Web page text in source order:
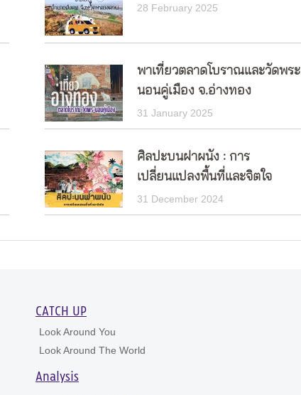
28 February 2025
พาเที่ยวตลาดโบราณและวัดพระ
นอนคู่เมือง จ.อ่างทอง
31 January 2025
ศิลปะบนฝาผนัง : การ
เปลี่ยนแปลงพื้นที่และจิตใจ
31 December 2024
CATCH UP
Look Around You
Look Around The World
Analysis